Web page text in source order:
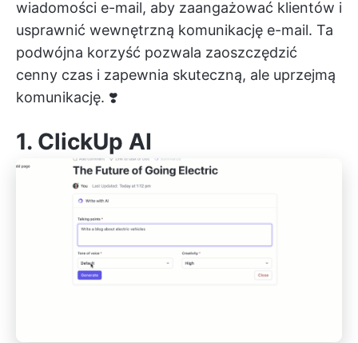
wiadomości e-mail, aby zaangażować klientów i
usprawnić wewnętrzną komunikację e-mail. Ta
podwójna korzyść pozwala zaoszczędzić
cenny czas i zapewnia skuteczną, ale uprzejmą
komunikację. ❣️
1. ClickUp AI